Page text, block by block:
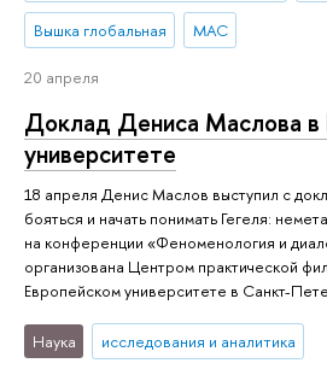
Вышка глобальная МАС
20 апреля
Доклад Дениса Маслова в
университете
18 апреля Денис Маслов выступил с
бояться и начать понимать Гегеля:
на конференции «Феноменология и
организована Центром практической
Европейском университете в Санкт-
Наука исследования и аналитика